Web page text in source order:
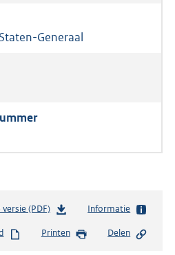
Generaal
(PDF)b
s
Informatie
Printen Delen